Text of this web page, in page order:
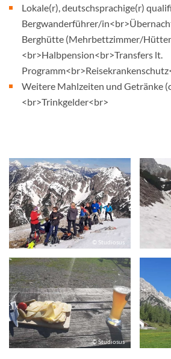
Lokale(r), deutschsprachige(r)
Bergwanderführer/
Berghütte (Mehrbettzimmer/
<br>Halbpension<br>Transfers lt.
Weitere Mahlzeiten und Getränke
<br>Trinkgelder<br>
© Studiosus
© Studiosus